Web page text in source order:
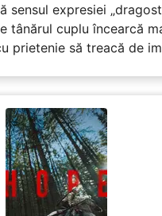
sensul expresiei
tânărul cuplu încearcă
prietenie să treacă de